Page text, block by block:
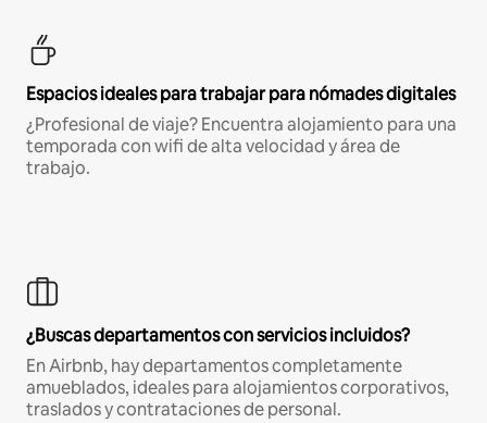
Espacios ideales para trabajar para nómades digitales
¿Profesional de viaje? Encuentra alojamiento para una
temporada con wifi de alta velocidad y área de
trabajo.
¿Buscas departamentos con servicios incluidos?
En Airbnb, hay departamentos completamente
amueblados, ideales para alojamientos corporativos,
traslados y contrataciones de personal.